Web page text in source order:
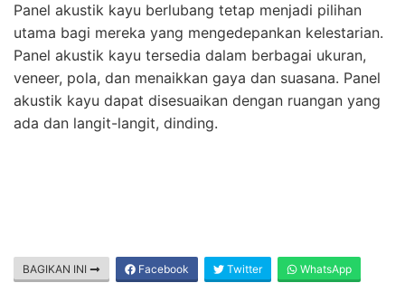
Panel akustik kayu berlubang tetap menjadi pilihan
utama bagi mereka yang mengedepankan kelestarian.
Panel akustik kayu tersedia dalam berbagai ukuran,
veneer, pola, dan menaikkan gaya dan suasana. Panel
akustik kayu dapat disesuaikan dengan ruangan yang
ada dan langit-langit, dinding.
BAGIKAN INI Facebook Twitter WhatsApp